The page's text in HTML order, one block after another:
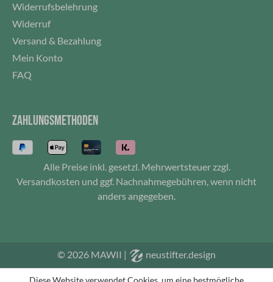
Widerrufsbelehrung
Widerruf
Versand & Bezahlung
Mein Konto
FAQ
ZAHLUNGSMETHODEN
Alle Preise inkl. gesetzl. Mehrwertsteuer zzgl.
Versandkosten und ggf. Nachnahmegebühren, wenn nicht
anders angegeben.
© 2026 MAWII | neustifter.design
Diese Website verwendet Cookies, um eine bestmögliche